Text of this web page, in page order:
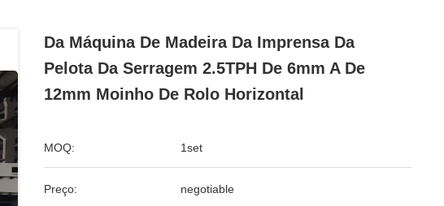
Da Máquina De Madeira Da Imprensa Da
Pelota Da Serragem 2.5TPH De 6mm A De
12mm Moinho De Rolo Horizontal
MOQ: 1set
Preço: negotiable